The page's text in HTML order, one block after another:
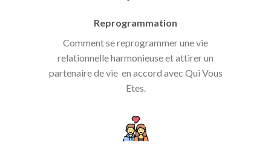
Reprogrammation
Comment se reprogrammer une vie
relationnelle harmonieuse et attirer un
partenaire de vie en accord avec Qui Vous
Etes.